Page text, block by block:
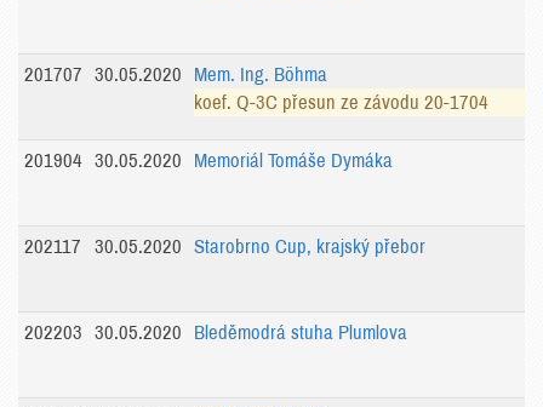
201707 30.05.2020
Mem. Ing. Böhma
koef. Q-3C přesun ze závodu 20-1704
201904 30.05.2020 Memoriál Tomáše Dymáka
202117 30.05.2020 Starobrno Cup, krajský přebor
202203 30.05.2020 Bleděmodrá stuha Plumlova